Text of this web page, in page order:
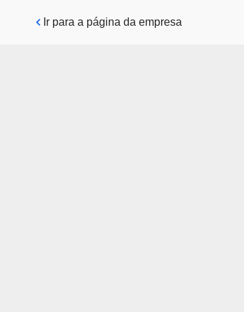
Pular para o conteúdo principal
Ir para a página da empresa